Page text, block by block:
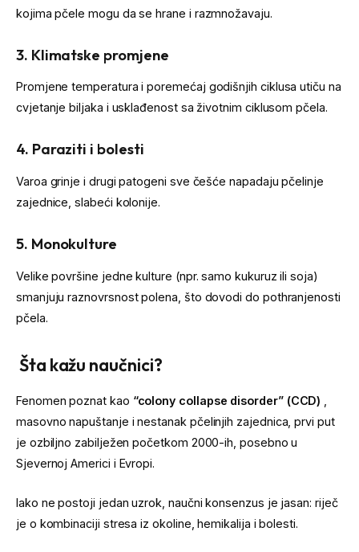
kojima pčele mogu da se hrane i razmnožavaju.
3. Klimatske promjene
Promjene temperatura i poremećaj godišnjih ciklusa utiču na
cvjetanje biljaka i usklađenost sa životnim ciklusom pčela.
4. Paraziti i bolesti
Varoa grinje i drugi patogeni sve češće napadaju pčelinje
zajednice, slabeći kolonije.
5. Monokulture
Velike površine jedne kulture (npr. samo kukuruz ili soja)
smanjuju raznovrsnost polena, što dovodi do pothranjenosti
pčela.
Šta kažu naučnici?
Fenomen poznat kao “colony collapse disorder” (CCD) ,
masovno napuštanje i nestanak pčelinjih zajednica, prvi put
je ozbiljno zabilježen početkom 2000-ih, posebno u
Sjevernoj Americi i Evropi.
Iako ne postoji jedan uzrok, naučni konsenzus je jasan: riječ
je o kombinaciji stresa iz okoline, hemikalija i bolesti.